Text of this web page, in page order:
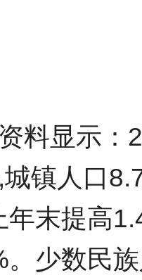
料显示：
镇人口
年末提高
。少数民